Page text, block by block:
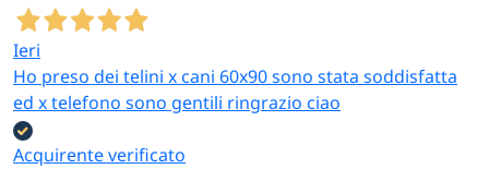
Ieri
Ho preso dei telini x cani 60x90 sono stata soddisfatta
ed x telefono sono gentili ringrazio ciao
Acquirente verificato